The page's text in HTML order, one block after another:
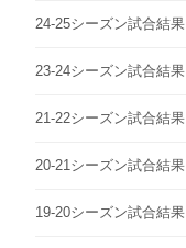
24-25シーズン試合結果
23-24シーズン試合結果
21-22シーズン試合結果
20-21シーズン試合結果
19-20シーズン試合結果